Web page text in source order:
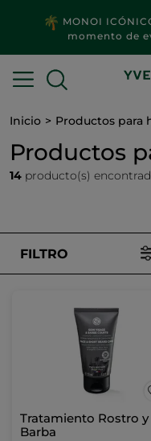
MONOI
momento de
Inicio Productos para
Productos
14 producto(s)
FILTRO
Tratamiento Rostro y
Barba